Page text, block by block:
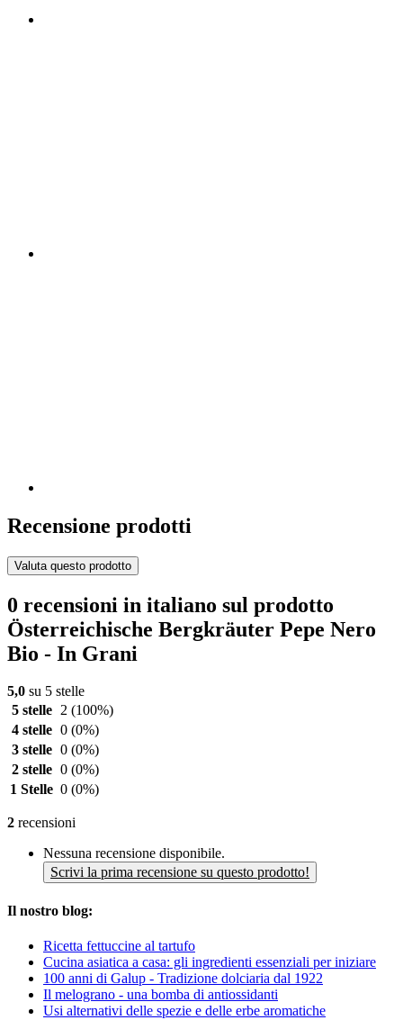
Recensione prodotti
Valuta questo prodotto
0 recensioni in italiano sul prodotto
Österreichische Bergkräuter Pepe Nero
Bio - In Grani
5,0 su 5 stelle
5 stelle 2 (100%)
4 stelle 0 (0%)
3 stelle 0 (0%)
2 stelle 0 (0%)
1 Stelle 0 (0%)
2 recensioni
Nessuna recensione disponibile.
Scrivi la prima recensione su questo prodotto!
Il nostro blog:
Ricetta fettuccine al tartufo
Cucina asiatica a casa: gli ingredienti essenziali per iniziare
100 anni di Galup - Tradizione dolciaria dal 1922
Il melograno - una bomba di antiossidanti
Usi alternativi delle spezie e delle erbe aromatiche